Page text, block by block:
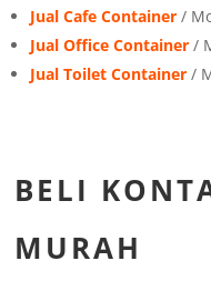
Jual Cafe Container /
Jual Office Container /
Jual Toilet Container /
BELI
MURAH